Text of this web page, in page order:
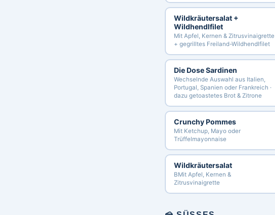
Wildkräutersalat +
Wildhendlfilet
Mit Apfel, Kernen & Zitrusvinaigrette
+ gegrilltes Freiland-Wildhendlfilet
Die Dose Sardinen
Wechselnde Auswahl aus Italien,
Portugal, Spanien oder Frankreich ·
dazu getoastetes Brot & Zitrone
Crunchy Pommes
Mit Ketchup, Mayo oder
Trüffelmayonnaise
Wildkräutersalat
BMit Apfel, Kernen &
Zitrusvinaigrette